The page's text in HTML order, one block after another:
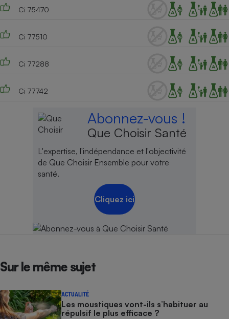
Ci 75470
Ci 77510
Ci 77288
Ci 77742
Abonnez-vous !
Que Choisir Santé
L'expertise, l'indépendance et l'objectivité
de Que Choisir Ensemble pour votre
santé.
Cliquez ici
Sur le même sujet
ACTUALITÉ
Les moustiques vont-ils s’habituer au
répulsif le plus efficace ?